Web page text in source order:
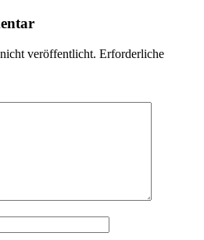
veröffentlicht. Erforderliche